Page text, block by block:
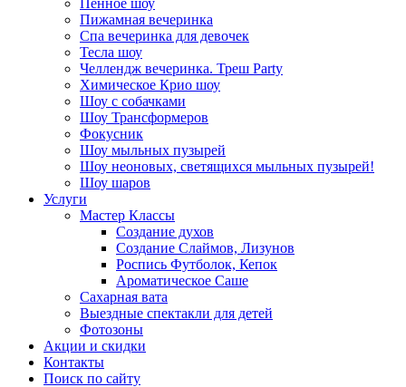
Пенное шоу
Пижамная вечеринка
Спа вечеринка для девочек
Тесла шоу
Челлендж вечеринка. Треш Party
Химическое Крио шоу
Шоу с собачками
Шоу Трансформеров
Фокусник
Шоу мыльных пузырей
Шоу неоновых, светящихся мыльных пузырей!
Шоу шаров
Услуги
Мастер Классы
Создание духов
Создание Слаймов, Лизунов
Роспись Футболок, Кепок
Ароматическое Саше
Сахарная вата
Выездные спектакли для детей
Фотозоны
Акции и скидки
Контакты
Поиск по сайту